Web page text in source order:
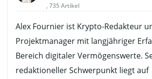
, 735 Artikel
Alex Fournier ist Krypto-Redakteur
Projektmanager mit langjähriger
Bereich digitaler Vermögenswerte.
redaktioneller Schwerpunkt liegt auf